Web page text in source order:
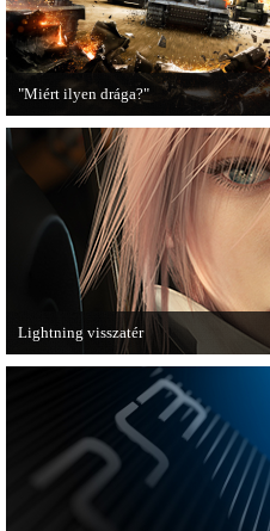
"Miért ilyen drága?"
A PC Guru utánajárt, miért kerülnek
olyan sokba a AAA-kategóriás
videojátékok.
Lightning visszatér
Megjött a Lightning Returns: Final